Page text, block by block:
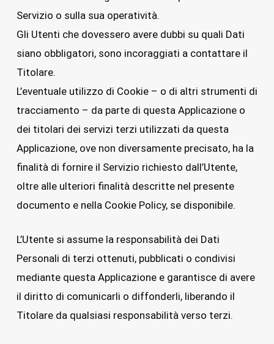
Servizio o sulla sua operatività.
Gli Utenti che dovessero avere dubbi su quali Dati
siano obbligatori, sono incoraggiati a contattare il
Titolare.
L’eventuale utilizzo di Cookie – o di altri strumenti di
tracciamento – da parte di questa Applicazione o
dei titolari dei servizi terzi utilizzati da questa
Applicazione, ove non diversamente precisato, ha la
finalità di fornire il Servizio richiesto dall’Utente,
oltre alle ulteriori finalità descritte nel presente
documento e nella Cookie Policy, se disponibile.
L’Utente si assume la responsabilità dei Dati
Personali di terzi ottenuti, pubblicati o condivisi
mediante questa Applicazione e garantisce di avere
il diritto di comunicarli o diffonderli, liberando il
Titolare da qualsiasi responsabilità verso terzi.